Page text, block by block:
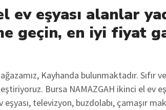
ev eşyası alanlar
geçin, en iyi fiyat
Kayhanda bulunmaktadır. Sıfır
Bursa NAMAZGAH ikinci el ev
televizyon, buzdolabı, çamaşır